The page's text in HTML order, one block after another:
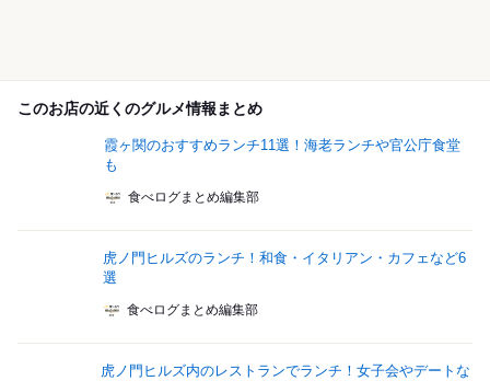
このお店の近くのグルメ情報まとめ
霞ヶ関のおすすめランチ11選！海老ランチや官公庁食堂
も
食べログまとめ編集部
虎ノ門ヒルズのランチ！和食・イタリアン・カフェなど6
選
食べログまとめ編集部
虎ノ門ヒルズ内のレストランでランチ！女子会やデートな